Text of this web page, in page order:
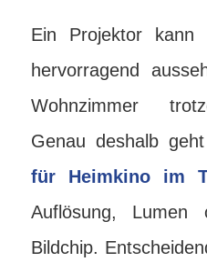
Ein Projektor kann
hervorragend
Wohnzimmer
Genau deshalb
für Heimkino im
Auflösung, Lumen
Bildchip.